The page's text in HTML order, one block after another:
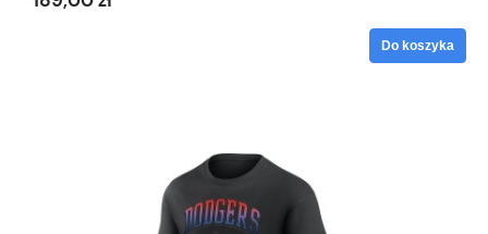
Do koszyka